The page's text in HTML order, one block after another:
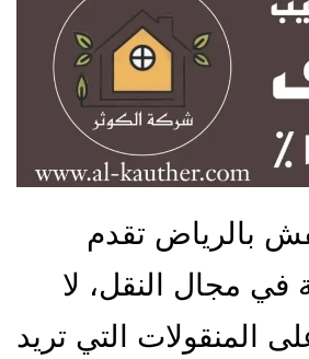
بالرياض تقدم
مجال النقل، لا
المنقولات التي تريد